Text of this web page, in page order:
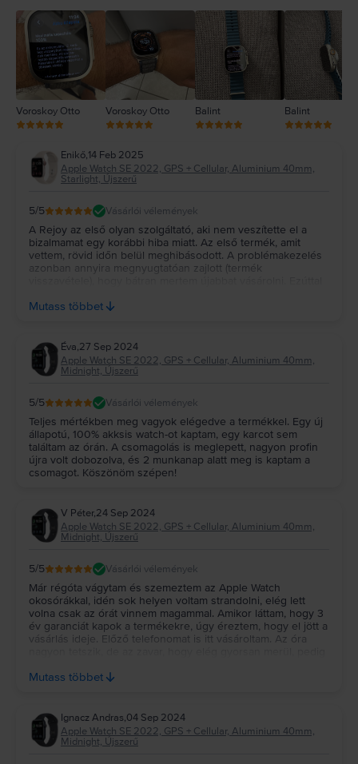
Voroskoy Otto Voroskoy Otto Balint Balint
Enikő,14 Feb 2025
Apple Watch SE 2022, GPS + Cellular, Aluminium 40mm,
Starlight, Újszerű
5/5 Vásárlói vélemények
A Rejoy az első olyan szolgáltató, aki nem veszítette el a
bizalmamat egy korábbi hiba miatt. Az első termék, amit
vettem, rövid időn belül meghibásodott. A problémakezelés
azonban annyira megnyugtatóan zajlott (termék
alkalommal tartós is lesz.
Mutass többet
Éva,27 Sep 2024
Apple Watch SE 2022, GPS + Cellular, Aluminium 40mm,
Midnight, Újszerű
5/5 Vásárlói vélemények
Teljes mértékben meg vagyok elégedve a termékkel. Egy új
állapotú, 100% akksis watch-ot kaptam, egy karcot sem
találtam az órán. A csomagolás is meglepett, nagyon profin
újra volt dobozolva, és 2 munkanap alatt meg is kaptam a
csomagot. Köszönöm szépen!
V Péter,24 Sep 2024
Apple Watch SE 2022, GPS + Cellular, Aluminium 40mm,
Midnight, Újszerű
5/5 Vásárlói vélemények
Már régóta vágytam és szemeztem az Apple Watch
okosórákkal, idén sok helyen voltam strandolni, elég lett
volna csak az órát vinnem magammal. Amikor láttam, hogy 3
év garanciát kapok a termékekre, úgy éreztem, hogy el jött a
vásárlás ideje. Előző telefonomat is itt vásároltam. Az óra
kicsit fusztrál és zavar.
Mutass többet
Ignacz Andras,04 Sep 2024
Apple Watch SE 2022, GPS + Cellular, Aluminium 40mm,
Midnight, Újszerű